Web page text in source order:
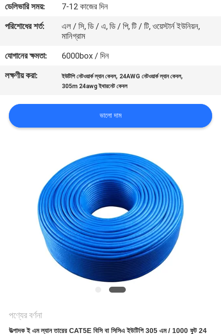
মান
যোগাযোগ
খবর
গোপনীয়তা
ডেলিভারি সময়:
7-12 কাজের দিন
পরিশোধের শর্ত:
এল / সি, ডি / এ, ডি / পি, টি / টি, ওয়েস্টার্ন ইউনিয়ন,
মানিগ্রাম
যোগানের ক্ষমতা:
6000box / দিন
লক্ষণীয় করা:
ইউটিপি নেটওয়ার্ক ল্যান কেবল, 24AWG নেটওয়ার্ক ল্যান কেবল,
305m 24awg ইথারনেট কেবল
ভালো দাম
পণ্যের বর্ণনা
উত্পাদক ই এম ল্যান তারের CAT5E বিসি বা সিসিএ ইউটিপি 305 এম / 1000 ফুট 24